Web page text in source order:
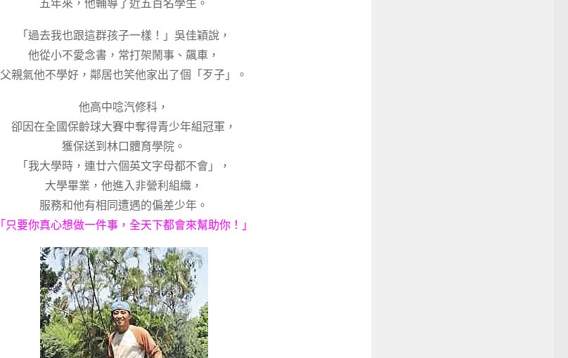
五年來，他輔導了近五百名學生。
「過去我也跟這群孩子一樣！」吳佳穎說，
他從小不愛念書，常打架鬧事、飆車，
父親氣他不學好，鄰居也笑他家出了個「歹子」。
他高中唸汽修科，
卻因在全國保齡球大賽中奪得青少年組冠軍，
獲保送到林口體育學院。
「我大學時，連廿六個英文字母都不會」，
大學畢業，他進入非營利組織，
服務和他有相同遭遇的偏差少年。
「只要你真心想做一件事，全天下都會來幫助你！」